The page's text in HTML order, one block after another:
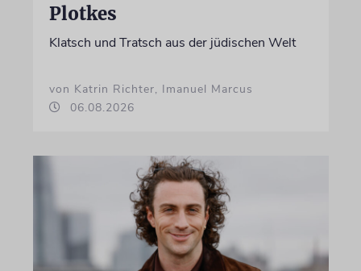
Plotkes
Klatsch und Tratsch aus der jüdischen Welt
von Katrin Richter, Imanuel Marcus
06.08.2026